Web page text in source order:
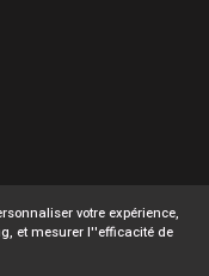
votre expérience,
et mesurer l''efficacité de